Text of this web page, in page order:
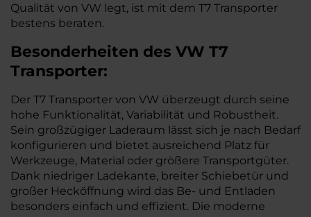
Qualität von VW legt, ist mit dem T7 Transporter
bestens beraten.
Besonderheiten des VW T7
Transporter:
Der T7 Transporter von VW überzeugt durch seine
hohe Funktionalität, Variabilität und Robustheit.
Sein großzügiger Laderaum lässt sich je nach Bedarf
konfigurieren und bietet ausreichend Platz für
Werkzeuge, Material oder größere Transportgüter.
Dank niedriger Ladekante, breiter Schiebetür und
großer Hecköffnung wird das Be- und Entladen
besonders einfach und effizient. Die moderne